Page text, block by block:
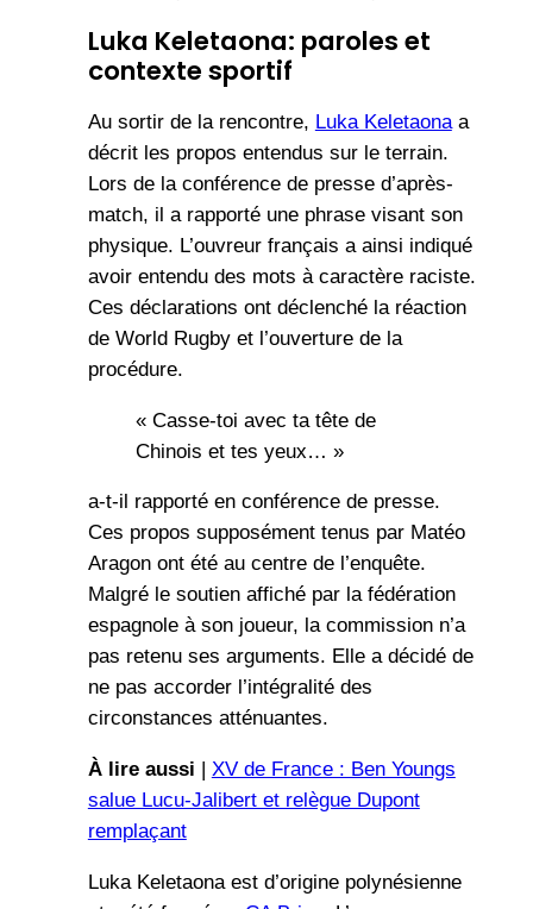
Luka Keletaona: paroles et
contexte sportif
Au sortir de la rencontre, Luka Keletaonaa
décrit les propos entendus sur le terrain.
Lors de la conférence de presse d’après-
match, il a rapporté une phrase visant son
physique. L’ouvreur français a ainsi indiqué
avoir entendu des mots à caractère raciste.
Ces déclarations ont déclenché la réaction
de World Rugby et l’ouverture de la
procédure.
« Casse-toi avec ta tête de
Chinois et tes yeux… »
a-t-il rapporté en conférence de presse.
Ces propos supposément tenus par Matéo
Aragon ont été au centre de l’enquête.
Malgré le soutien affiché par la fédération
espagnole à son joueur, la commission n’a
pas retenu ses arguments. Elle a décidé de
ne pas accorder l’intégralité des
circonstances atténuantes.
À lire aussi
XV de France : Ben Youngs
salue Lucu-Jalibert et relègue Dupont
remplaçant
Luka Keletaona est d’origine polynésienne